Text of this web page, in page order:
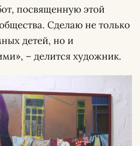
посвященную этой
Сделаю не только
детей, но и
– делится художник.